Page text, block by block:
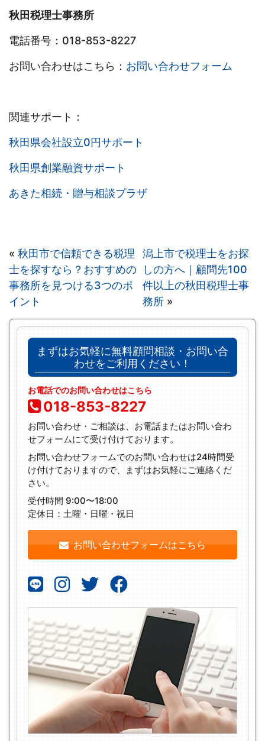
秋田税理士事務所
電話番号：018-853-8227
お問い合わせはこちら： お問い合わせフォーム
関連サポート：
秋田県会社設立0円サポート
秋田県創業融資サポート
あきた相続・贈与相談プラザ
« 秋田市で信頼できる税理
士を探すなら？おすすめの
事務所を見つける3つのポ
イント
潟上市で税理士をお探
しの方へ｜顧問先100
件以上の秋田税理士事
務所 »
まずはお気軽に無料顧問相談・お問い合
わせをご利用ください！
お電話でのお問い合わせはこちら
018-853-8227
お問い合わせ・ご相談は、お電話またはお問い合わ
せフォームにて受け付けております。
お問い合わせフォームでのお問い合わせは24時間受
け付けておりますので、まずはお気軽にご連絡くだ
さい。
受付時間 9:00〜18:00
定休日：土曜・日曜・祝日
お問い合わせフォームはこちら